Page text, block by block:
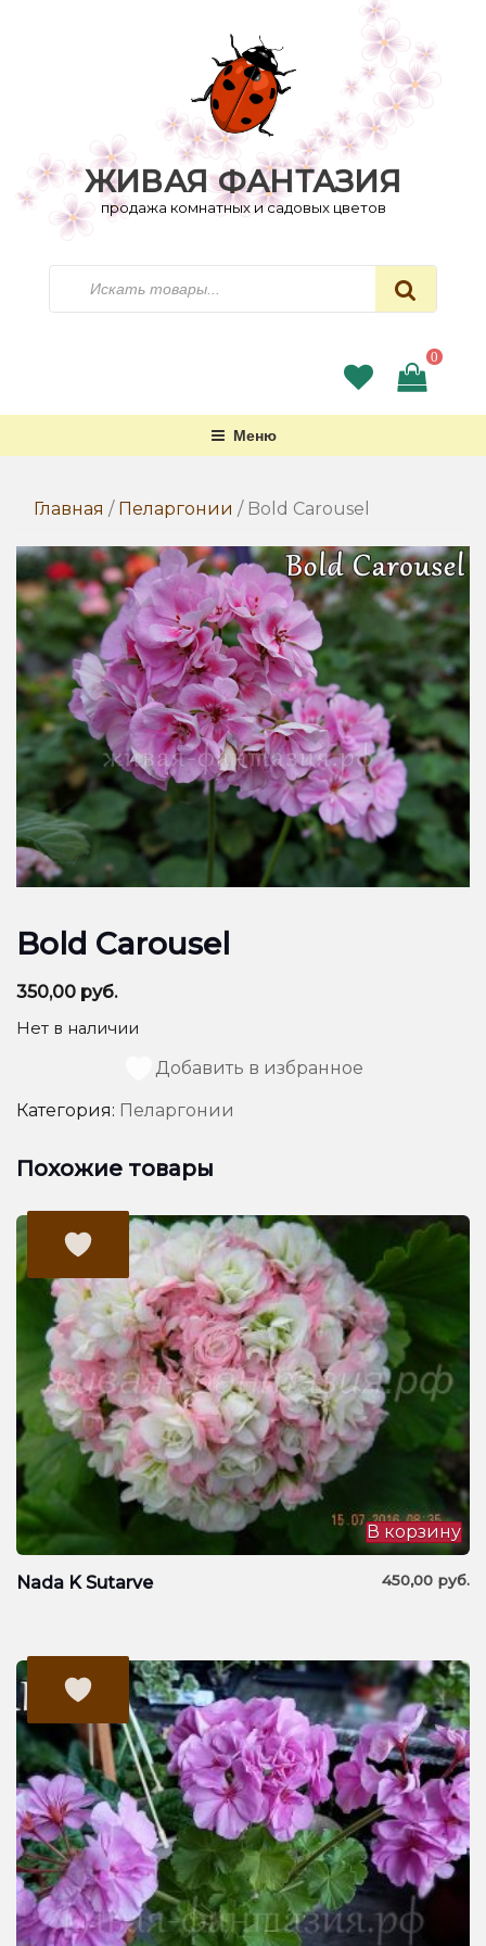
ЖИВАЯ ФАНТАЗИЯ
продажа комнатных и садовых цветов
0
Меню
Главная / Пеларгонии / Bold Carousel
Bold Carousel
350,00 руб.
Нет в наличии
Добавить в избранное
Категория: Пеларгонии
Похожие товары
Nada K Sutarve 450,00 руб.
В корзину